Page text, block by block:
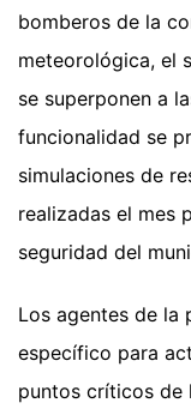
bomberos de la
meteorológica, el
se superponen a
funcionalidad se
simulaciones de
realizadas el mes
seguridad del
Los agentes de la
específico para
puntos críticos de